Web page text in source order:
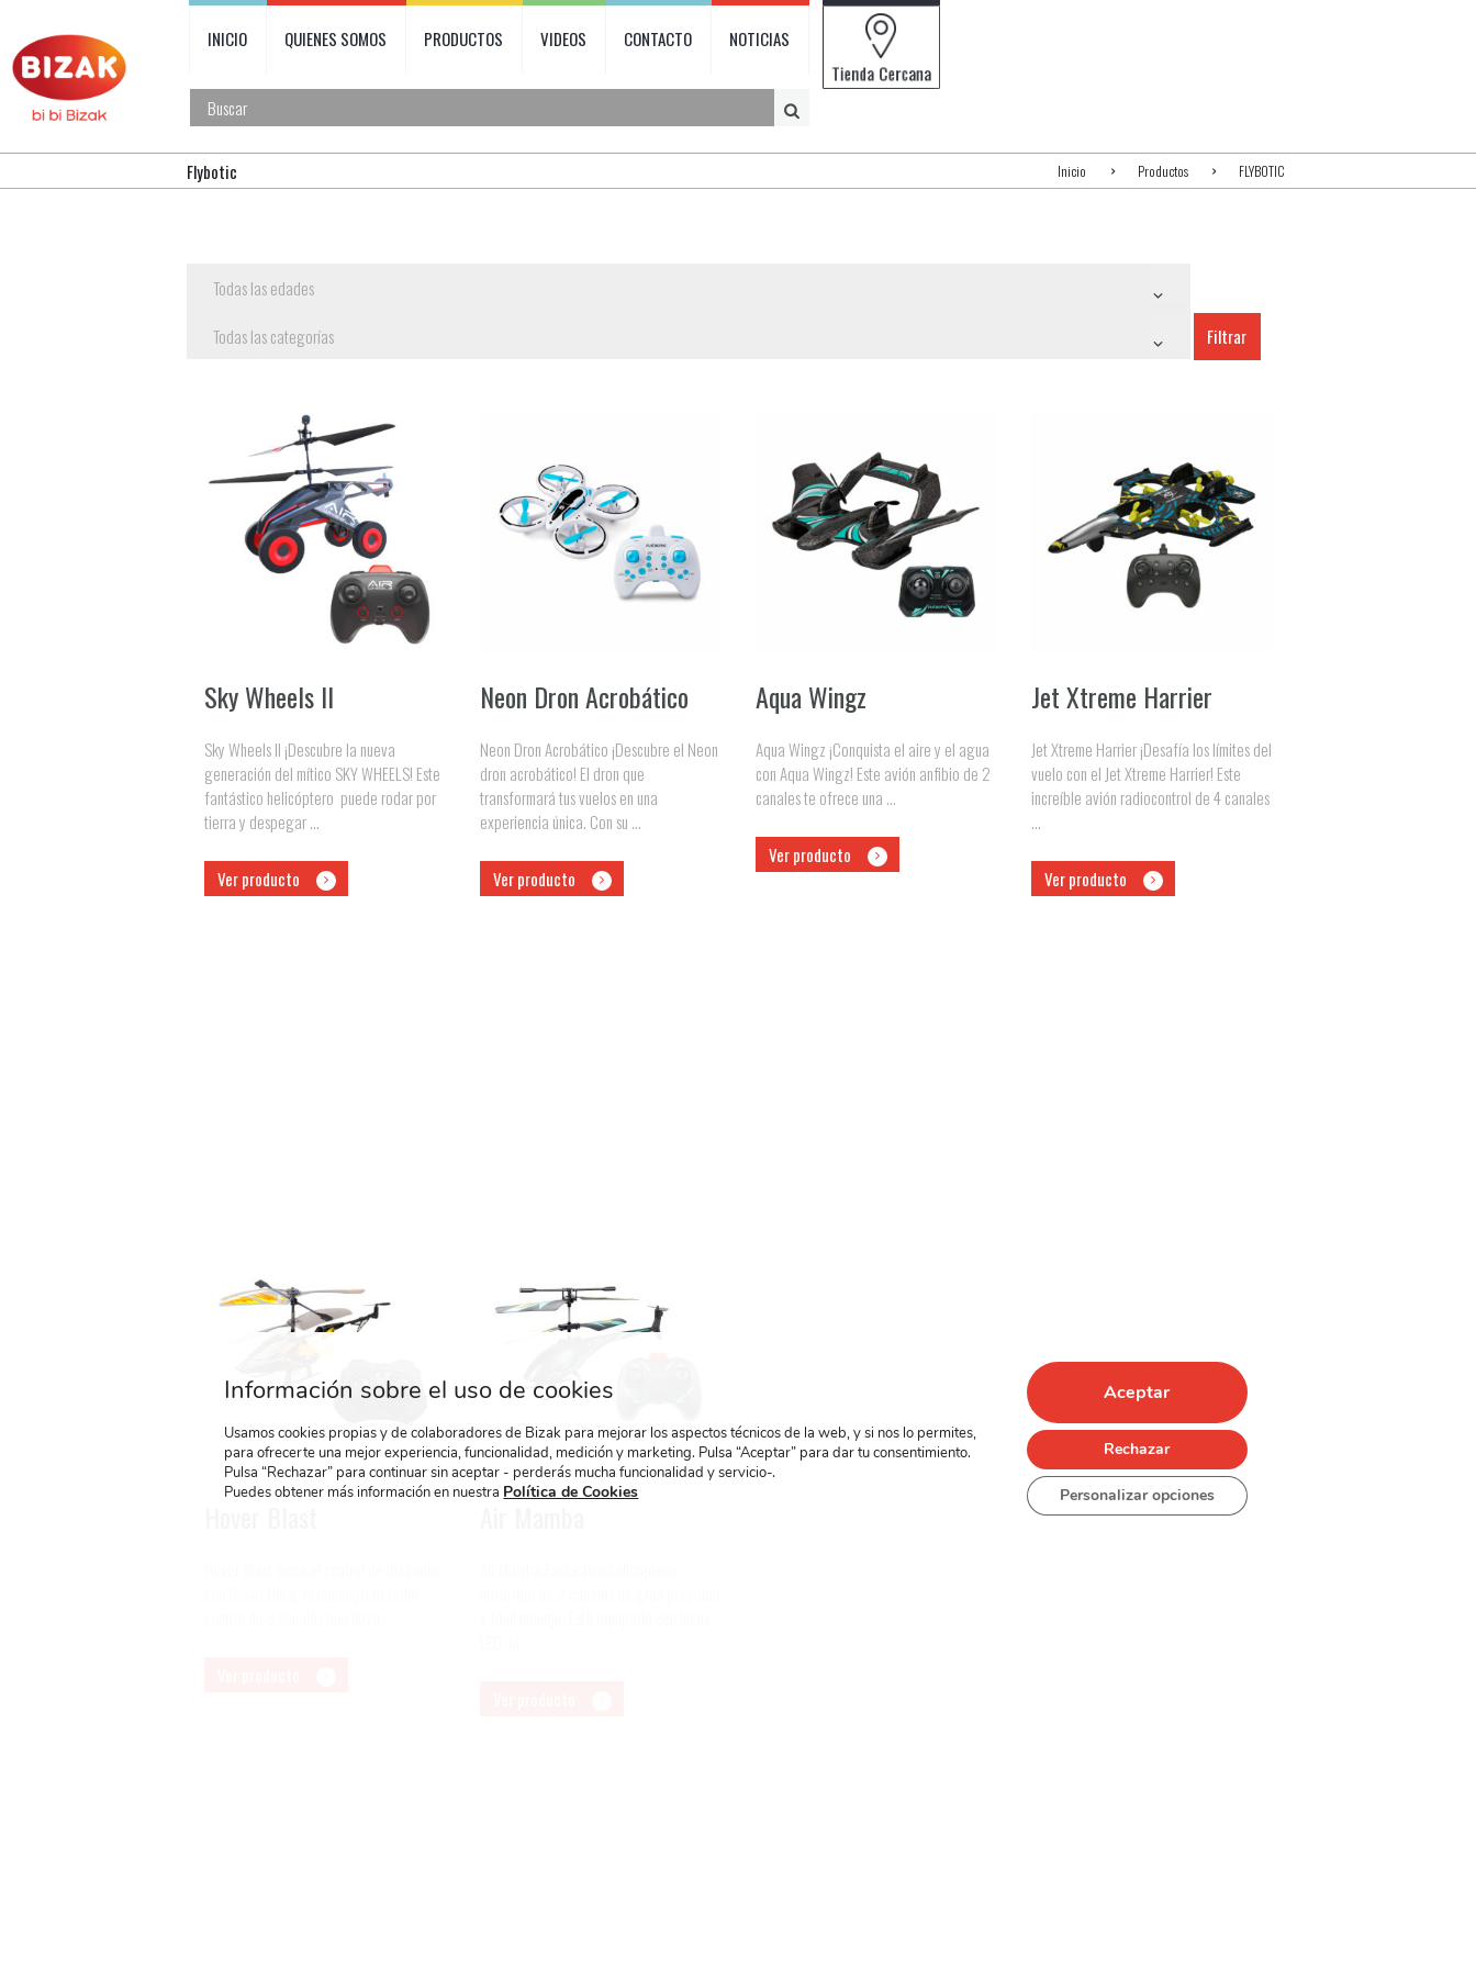
INICIO QUIENES SOMOS PRODUCTOS VIDEOS CONTACTO NOTICIAS
Flybotic Inicio Productos FLYBOTIC
Sky Wheels ll
Sky Wheels ll ¡Descubre la nueva
generación del mítico SKY WHEELS! Este
fantástico helicóptero puede rodar por
tierra y despegar ...
Ver producto
Neon Dron Acrobático
Neon Dron Acrobático ¡Descubre el Neon
dron acrobático! El dron que
transformará tus vuelos en una
experiencia única. Con su ...
Ver producto
Aqua Wingz
Aqua Wingz ¡Conquista el aire y el agua
con Aqua Wingz! Este avión anfibio de 2
canales te ofrece una ...
Ver producto
Jet Xtreme Harrier
Jet Xtreme Harrier ¡Desafía los límites del
vuelo con el Jet Xtreme Harrier! Este
increíble avión radiocontrol de 4 canales
...
Ver producto
Información sobre el uso de cookies
Usamos cookies propias y de colaboradores de Bizak para mejorar los aspectos técnicos de la web, y si nos lo permites,
para ofrecerte una mejor experiencia, funcionalidad, medición y marketing. Pulsa “Aceptar” para dar tu consentimiento.
Pulsa “Rechazar” para continuar sin aceptar - perderás mucha funcionalidad y servicio-.
Puedes obtener más información en nuestra Política de Cookies
Aceptar
Rechazar
Personalizar opciones